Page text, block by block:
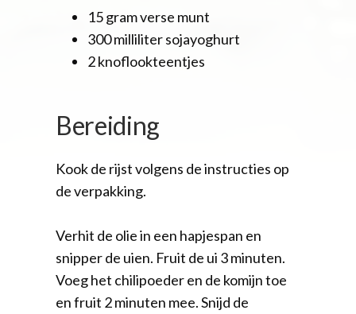
15 gram verse munt
300 milliliter sojayoghurt
2 knoflookteentjes
Bereiding
Kook de rijst volgens de instructies op
de verpakking.
Verhit de olie in een hapjespan en
snipper de uien. Fruit de ui 3 minuten.
Voeg het chilipoeder en de komijn toe
en fruit 2 minuten mee. Snijd de